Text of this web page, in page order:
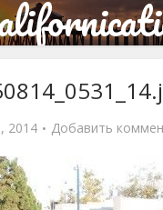
2014 Добавить